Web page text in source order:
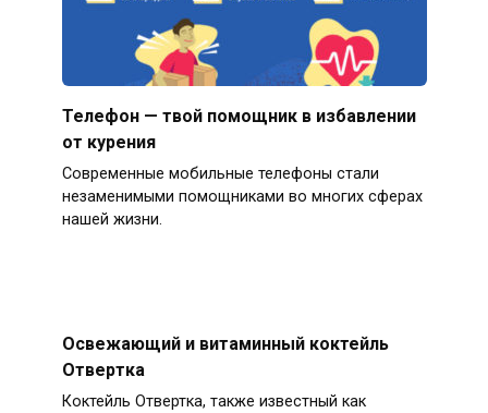
Телефон — твой помощник в избавлении
от курения
Современные мобильные телефоны стали
незаменимыми помощниками во многих сферах
нашей жизни.
Освежающий и витаминный коктейль
Отвертка
Коктейль Отвертка, также известный как